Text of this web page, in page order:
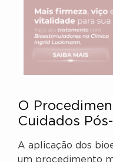
O
Cuidados
A aplicação dos
um procedimento